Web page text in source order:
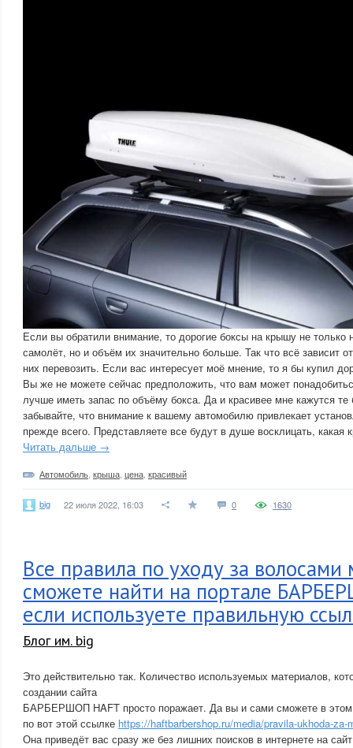
Если вы обратили внимание, то дорогие боксы на крышу не
самолёт, но и объём их значительно больше. Так что всё зависит
них перевозить. Если вас интересует моё мнение, то я бы купил
Вы же не можете сейчас предположить, что вам может
лучше иметь запас по объёму бокса. Да и красивее мне кажутся
забывайте, что внимание к вашему автомобилю привлекает
прежде всего. Представляете все будут в душе восклицать, какая
Читать дальше →
Автомобиль, крыша, цена, красивый
big 22 июля 2022, 16:03 0 1630
Все правила по уходу за
сможете найти на портале
если используете правильную
Блог им. big
Это действительно так. Количество используемых материалов,
создании сайта
БАРБЕРШОП HAFT просто поражает. Да вы и сами сможете в этом
по вот этой ссылке https://haftbarbershop.ru/media/pravila-ukhoda-
Она приведёт вас сразу же без лишних поисков в интернете на